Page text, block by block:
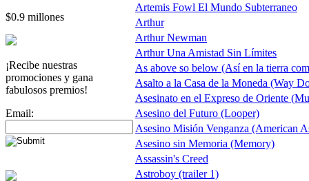
$0.9 millones
¡Recibe nuestras
promociones y gana
fabulosos premios!
Email:
Artemis Fowl El Mundo Subterraneo
Arthur
Arthur Newman
Arthur Una Amistad Sin Límites
As above so below (Así en la tierra
Asalto a la Casa de la Moneda (Way
Asesinato en el Expreso de Oriente
Asesino del Futuro (Looper)
Asesino Misión Venganza (American
Asesino sin Memoria (Memory)
Assassin's Creed
Astroboy (trailer 1)